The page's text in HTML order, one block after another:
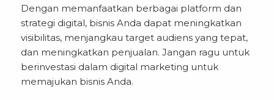
Dengan memanfaatkan berbagai platform dan
strategi digital, bisnis Anda dapat meningkatkan
visibilitas, menjangkau target audiens yang tepat,
dan meningkatkan penjualan. Jangan ragu untuk
berinvestasi dalam digital marketing untuk
memajukan bisnis Anda.